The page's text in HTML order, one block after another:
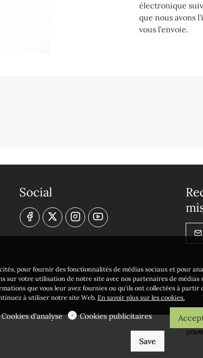
électronique
que nous avons
vous l'envoie.
Social
pour fournir des fonctionnalités de médias sociaux et pour
votre utilisation de notre site avec nos partenaires de médias
que vous leur avez fournies ou qu'ils ont collectées à partir
à utiliser notre site Web.En savoir plus sur les cookies.
Cookies d'analyse Cookies publicitaires
Save